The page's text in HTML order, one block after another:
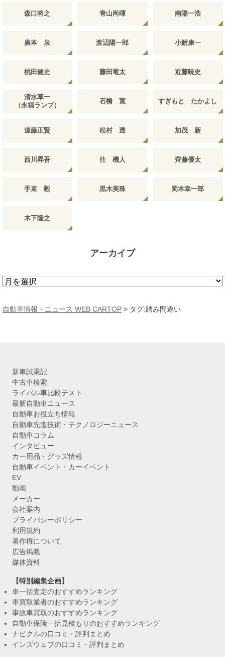
森口将之 青山尚暉 南陽一浩
廣本 泉 渡辺陽一郎 小鮒康一
桃田健史 藤田竜太 近藤暁史
清水草一
（永福ランプ）
石橋 寛 すぎもと たかよし
遠藤正賢 松村 透 加茂 新
西川昇吾 往 機人 齊藤優太
手束 毅 黒木美珠 岡本幸一郎
木下隆之
アーカイブ
ア
カ
自動車情報・ニュース WEB CARTOP > タグ:踏み間違い
新車試乗記
中古車検索
ライバル車比較テスト
最新自動車ニュース
自動車お役立ち情報
自動車先進技術・テクノロジーニュース
自動車コラム
インタビュー
カー用品・グッズ情報
自動車イベント・カーイベント
EV
動画
メーカー
会社案内
プライバシーポリシー
利用規約
著作権について
広告掲載
媒体資料
【特別編集企画】
車一括査定のおすすめランキング
車買取業者のおすすめランキング
事故車買取のおすすめランキング
自動車保険一括見積もりのおすすめランキング
ナビクルの口コミ・評判まとめ
インズウェブの口コミ・評判まとめ